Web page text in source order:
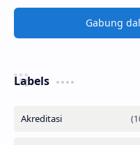
Gabung
Labels